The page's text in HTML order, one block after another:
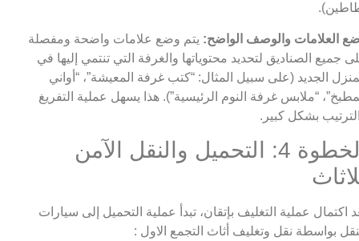
العلامات والوصف الواضح: يتم وضع علامات واضحة ومفصلة
جميع الصناديق لتحديد محتوياتها والغرفة التي تنتمي إليها في
الجديد (على سبيل المثال: “كتب غرفة المعيشة”، “أواني
“ملابس غرفة النوم الرئيسية”). هذا يسهل عملية التفريغ
بشكل كبير.
الخطوة 4: التحميل والنقل الآمن
اكتمال عملية التغليف بإتقان، تبدأ عملية التحميل إلى سيارات
بواسطة نقل وتغليف أثاث التجمع الاول :